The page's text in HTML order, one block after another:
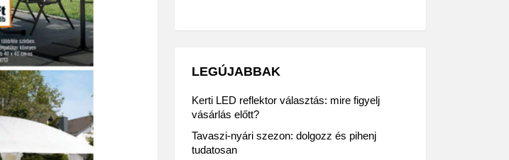
LEGÚJABBAK
Kerti LED reflektor választás: mire figyelj
vásárlás előtt?
Tavaszi-nyári szezon: dolgozz és pihenj
tudatosan